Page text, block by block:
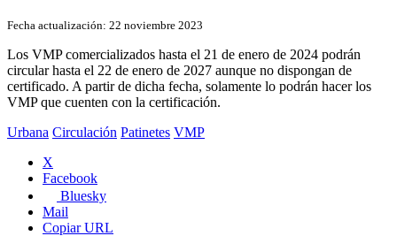
Fecha actualización: 22 noviembre 2023
Los VMP comercializados hasta el 21 de enero de 2024 podrán
circular hasta el 22 de enero de 2027 aunque no dispongan de
certificado. A partir de dicha fecha, solamente lo podrán hacer los
VMP que cuenten con la certificación.
Urbana Circulación Patinetes VMP
X
Facebook
Bluesky
Mail
Copiar URL